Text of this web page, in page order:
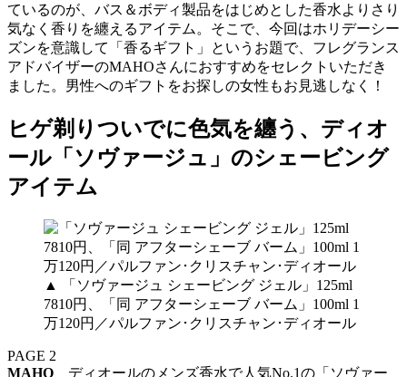
ているのが、バス＆ボディ製品をはじめとした香水よりさり
気なく香りを纏えるアイテム。そこで、今回はホリデーシー
ズンを意識して「香るギフト」というお題で、フレグランス
アドバイザーのMAHOさんにおすすめをセレクトいただき
ました。男性へのギフトをお探しの女性もお見逃しなく！
ヒゲ剃りついでに色気を纏う、ディオ
ール「ソヴァージュ」のシェービング
アイテム
▲ 「ソヴァージュ シェービング ジェル」125ml
7810円、「同 アフターシェーブ バーム」100ml 1
万120円／パルファン･クリスチャン･ディオール
PAGE 2
MAHO ディオールのメンズ香水で人気No.1の「ソヴァー